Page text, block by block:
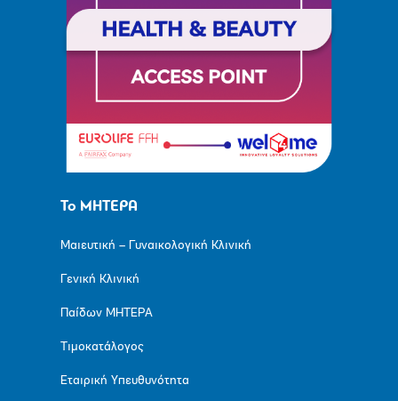
Το ΜΗΤΕΡΑ
Μαιευτική – Γυναικολογική Κλινική
Γενική Κλινική
Παίδων ΜΗΤΕΡΑ
Τιμοκατάλογος
Εταιρική Υπευθυνότητα